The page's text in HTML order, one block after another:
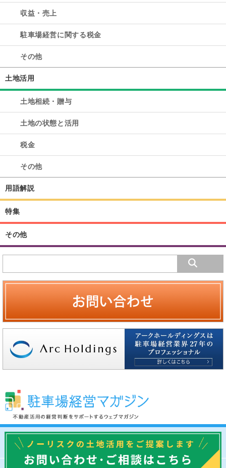
収益・売上
駐車場経営に関する税金
その他
土地活用
土地相続・贈与
土地の状態と活用
税金
その他
用語解説
特集
その他
駐車場経営マガジンについて 運営会社
プライバシーポリシー
専門家に相談する
お問い合わせ